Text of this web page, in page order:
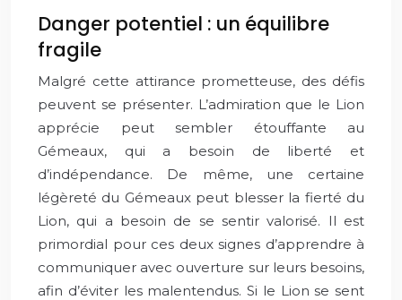
Danger potentiel : un équilibre
fragile
Malgré cette attirance prometteuse, des défis
peuvent se présenter. L’admiration que le Lion
apprécie peut sembler étouffante au
Gémeaux, qui a besoin de liberté et
d’indépendance. De même, une certaine
légèreté du Gémeaux peut blesser la fierté du
Lion, qui a besoin de se sentir valorisé. Il est
primordial pour ces deux signes d’apprendre à
communiquer avec ouverture sur leurs besoins,
afin d’éviter les malentendus. Si le Lion se sent